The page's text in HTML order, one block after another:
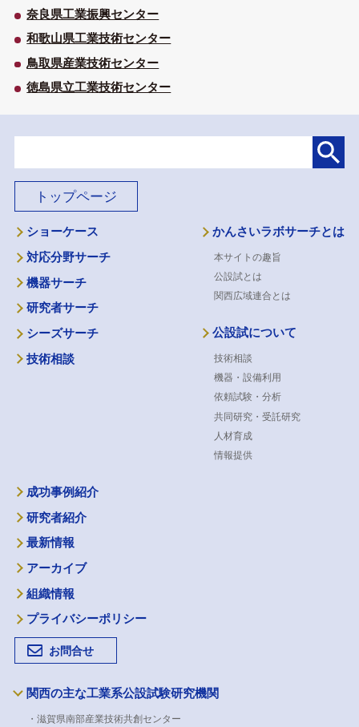
奈良県工業振興センター
和歌山県工業技術センター
鳥取県産業技術センター
徳島県立工業技術センター
トップページ
ショーケース
対応分野サーチ
機器サーチ
研究者サーチ
シーズサーチ
技術相談
かんさいラボサーチとは
本サイトの趣旨
公設試とは
関西広域連合とは
公設試について
技術相談
機器・設備利用
依頼試験・分析
共同研究・受託研究
人材育成
情報提供
成功事例紹介
研究者紹介
最新情報
アーカイブ
組織情報
プライバシーポリシー
お問合せ
関西の主な工業系公設試験研究機関
・滋賀県南部産業技術共創センター